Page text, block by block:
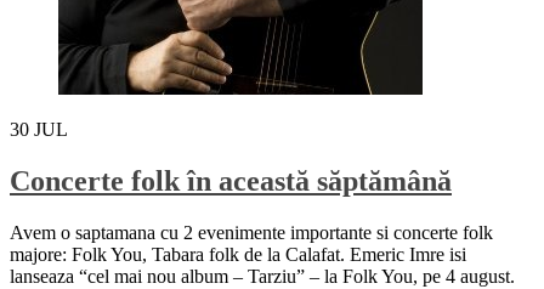
30 JUL
Concerte folk în această săptămână
Avem o saptamana cu 2 evenimente importante si concerte folk
majore: Folk You, Tabara folk de la Calafat. Emeric Imre isi
lanseaza “cel mai nou album – Tarziu” – la Folk You, pe 4 august.